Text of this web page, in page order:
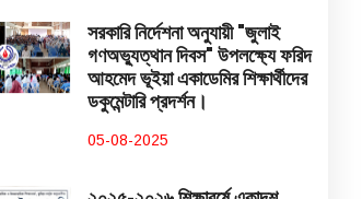
সরকারি নির্দেশনা অনুযায়ী "জুলাই
গণঅভ্যুত্থান দিবস" উপলক্ষ্যে ফরিদ
আহমেদ ভূইয়া একাডেমির শিক্ষার্থীদের
ডকুমেন্টারি প্রদর্শন।
05-08-2025